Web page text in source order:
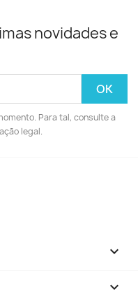
novidades e
Para tal, consulte a
legal.

